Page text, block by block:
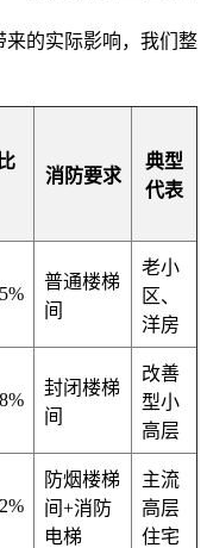
来的实际影响，我们整
消防要求
典型
代表
普通楼梯
间
老小
区、
洋房
封闭楼梯
间
改善
型小
高层
防烟楼梯
间+消防
电梯
主流
高层
住宅